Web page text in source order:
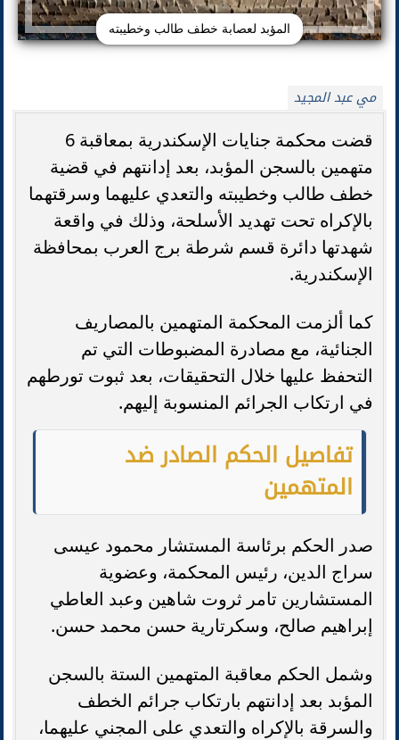
المؤبد لعصابة خطف طالب وخطيبته
مي عبد المجيد
قضت محكمة جنايات الإسكندرية بمعاقبة 6
متهمين بالسجن المؤبد، بعد إدانتهم في قضية
خطف طالب وخطيبته والتعدي عليهما وسرقتهما
بالإكراه تحت تهديد الأسلحة، وذلك في واقعة
شهدتها دائرة قسم شرطة برج العرب بمحافظة
الإسكندرية.
كما ألزمت المحكمة المتهمين بالمصاريف
الجنائية، مع مصادرة المضبوطات التي تم
التحفظ عليها خلال التحقيقات، بعد ثبوت تورطهم
في ارتكاب الجرائم المنسوبة إليهم.
تفاصيل الحكم الصادر ضد
المتهمين
صدر الحكم برئاسة المستشار محمود عيسى
سراج الدين، رئيس المحكمة، وعضوية
المستشارين تامر ثروت شاهين وعبد العاطي
إبراهيم صالح، وسكرتارية حسن محمد حسن.
وشمل الحكم معاقبة المتهمين الستة بالسجن
المؤبد بعد إدانتهم بارتكاب جرائم الخطف
والسرقة بالإكراه والتعدي على المجني عليهما،